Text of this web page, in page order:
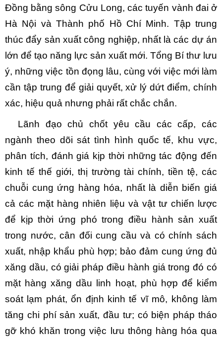
Đồng bằng sông Cửu Long, các tuyến vành đai ở
Hà Nội và Thành phố Hồ Chí Minh. Tập trung
thúc đẩy sản xuất công nghiệp, nhất là các dự án
lớn để tạo năng lực sản xuất mới. Tổng Bí thư lưu
ý, những việc tồn đọng lâu, cùng với việc mới làm
cần tập trung để giải quyết, xử lý dứt điểm, chính
xác, hiệu quả nhưng phải rất chắc chắn.
Lãnh đạo chủ chốt yêu cầu các cấp, các
ngành theo dõi sát tình hình quốc tế, khu vực,
phân tích, đánh giá kịp thời những tác động đến
kinh tế thế giới, thị trường tài chính, tiền tệ, các
chuỗi cung ứng hàng hóa, nhất là diễn biến giá
cả các mặt hàng nhiên liệu và vật tư chiến lược
để kịp thời ứng phó trong điều hành sản xuất
trong nước, cân đối cung cầu và có chính sách
xuất, nhập khẩu phù hợp; bảo đảm cung ứng đủ
xăng dầu, có giải pháp điều hành giá trong đó có
mặt hàng xăng dầu linh hoạt, phù hợp để kiểm
soát lạm phát, ổn định kinh tế vĩ mô, không làm
tăng chi phí sản xuất, đầu tư; có biện pháp tháo
gỡ khó khăn trong việc lưu thông hàng hóa qua